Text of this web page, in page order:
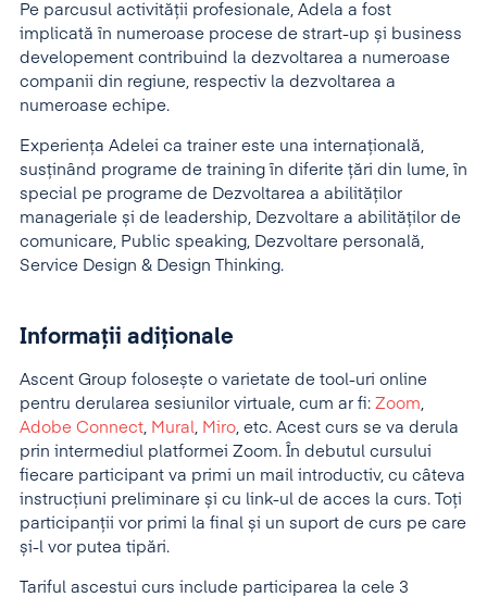
Pe parcusul activității profesionale, Adela a fost
implicată în numeroase procese de strart-up și business
developement contribuind la dezvoltarea a numeroase
companii din regiune, respectiv la dezvoltarea a
numeroase echipe.
Experiența Adelei ca trainer este una internațională,
susținând programe de training în diferite țări din lume, în
special pe programe de Dezvoltarea a abilităților
manageriale și de leadership, Dezvoltare a abilităților de
comunicare, Public speaking, Dezvoltare personală,
Service Design & Design Thinking.
Informații adiționale
Ascent Group folosește o varietate de tool-uri online
pentru derularea sesiunilor virtuale, cum ar fi: Zoom
Adobe Connect Mural Miro , etc. Acest curs se va derula
prin intermediul platformei Zoom. În debutul cursului
fiecare participant va primi un mail introductiv, cu câteva
instrucțiuni preliminare și cu link-ul de acces la curs. Toți
participanții vor primi la final și un suport de curs pe care
și-l vor putea tipări.
Tariful ascestui curs include participarea la cele 3